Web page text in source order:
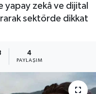
yapay zekâ ve dijital
sektörde dikkat
4
PAYLAŞIM